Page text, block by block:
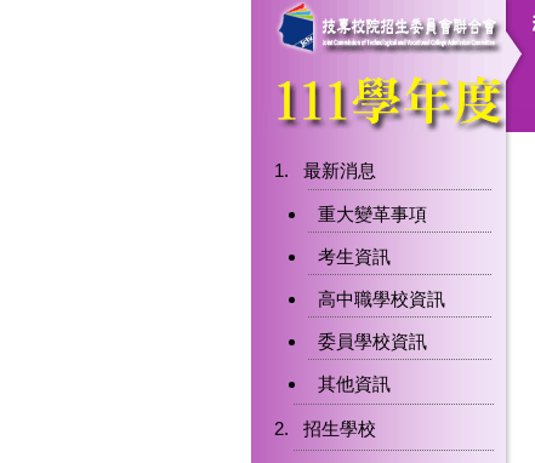
最新消息
重大變革事項
考生資訊
高中職學校資訊
委員學校資訊
其他資訊
招生學校